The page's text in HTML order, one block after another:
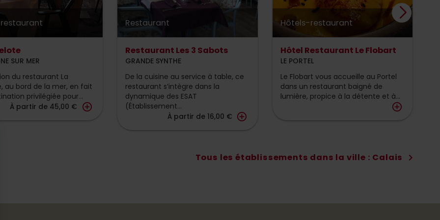
SUR MER
du restaurant La
au bord de la mer, en fait
privilégiée pour...
À partir de 45,00 € add_circle_outline
Restaurant
Restaurant Les 3 Sabots
GRANDE SYNTHE
De la cuisine au service à table, ce
restaurant s’intègre dans la
dynamique des ESAT
(Établissement...
À partir de 16,00 € add_circle_outline
Hôtels-restaurant
Hôtel Restaurant Le Flobart
LE PORTEL
Le Flobart vous accueille au Portel
dans un restaurant baigné de
lumière, propice à la détente et à...
add_circle_outline
Tous les établissements dans la ville : Calais chevron_right